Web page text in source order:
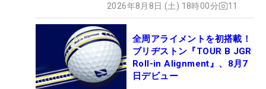
2026年8月8日 (土) 18時00分 11
全周アライメントを初搭載！
ブリヂストン『TOUR B JGR
Roll-in Alignment』、8月7
日デビュー